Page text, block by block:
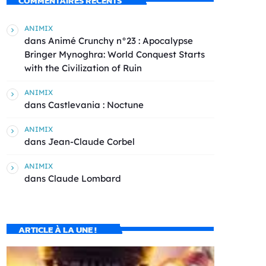
ANIMIX
dans Animé Crunchy n°23 : Apocalypse
Bringer Mynoghra: World Conquest Starts
with the Civilization of Ruin
ANIMIX
dans Castlevania : Noctune
ANIMIX
dans Jean-Claude Corbel
ANIMIX
dans Claude Lombard
ARTICLE À LA UNE !